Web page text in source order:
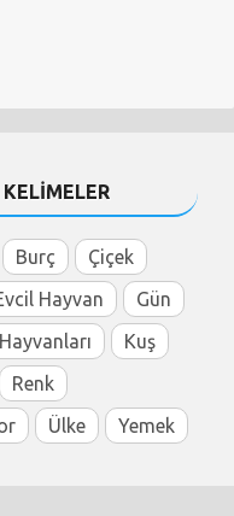
KELİMELER
Burç
Çiçek
Hayvan
Gün
Kuş
Renk
Ülke Yemek